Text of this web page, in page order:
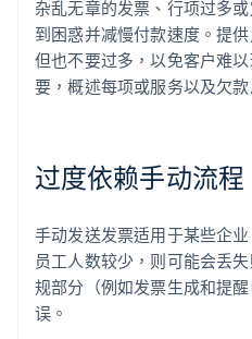
杂乱无章的发票、行项过多
到困惑并减慢付款速度。提
但也不要过多，以免客户难
要，概述每项或服务以及欠款
过度依赖手动流程
手动发送发票适用于某些企
员工人数较少，则可能会丢失
规部分（例如发票生成和提
误。
阿联酋
English
爱尔兰